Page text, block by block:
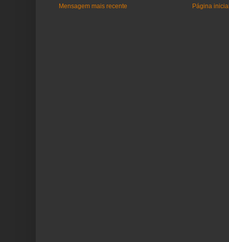
Mensagem mais recente Página